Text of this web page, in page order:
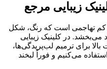
زیبایی مرجع
است که رنگ، شکل
در کلینیک زیبایی
ترمیم لب‌پریدگی‌ها،
می‌کنیم و فوراً لبخند